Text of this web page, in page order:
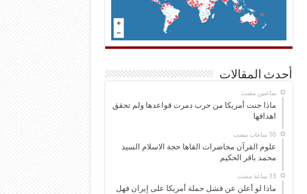
أحدث المقالات
‏ساعتين مضت
ماذا جنت أمريكا من حرب دمرت قواعدها ولم تحقق
اهدافها
علوم القرآن محاضرات القاها حجة الاسلام السيد
محمد باقر الحكيم
ماذا لو أعلن عن فشل حملة أمريكا على إيران فهل